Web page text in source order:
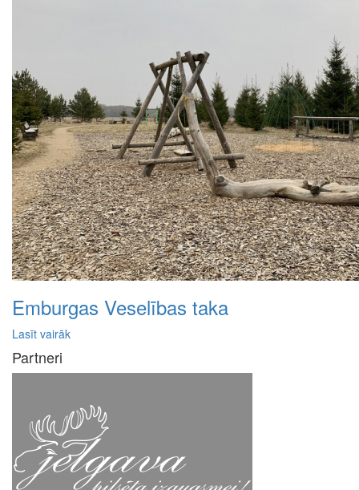
Emburgas Veselības taka
Lasīt vairāk
Partneri